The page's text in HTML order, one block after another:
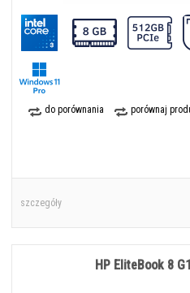
do porównania
porównaj
szczegóły
HP EliteBook 8